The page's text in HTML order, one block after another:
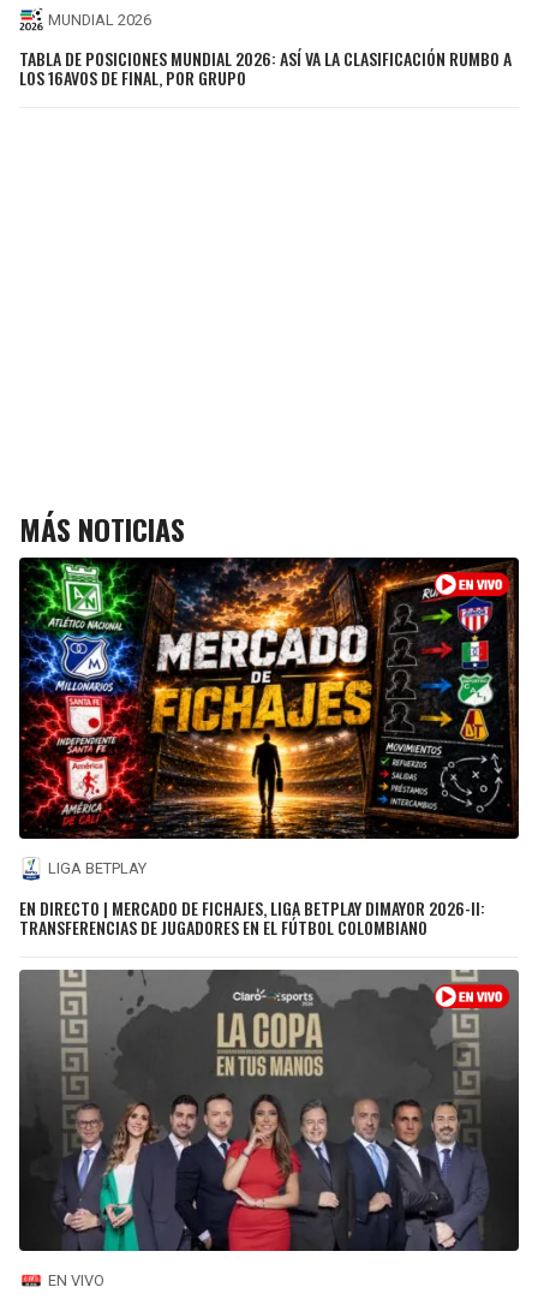
MUNDIAL 2026
TABLA DE POSICIONES MUNDIAL 2026: ASÍ VA LA CLASIFICACIÓN RUMBO A
LOS 16AVOS DE FINAL, POR GRUPO
MÁS NOTICIAS
LIGA BETPLAY
EN DIRECTO | MERCADO DE FICHAJES, LIGA BETPLAY DIMAYOR 2026-II:
TRANSFERENCIAS DE JUGADORES EN EL FÚTBOL COLOMBIANO
EN VIVO